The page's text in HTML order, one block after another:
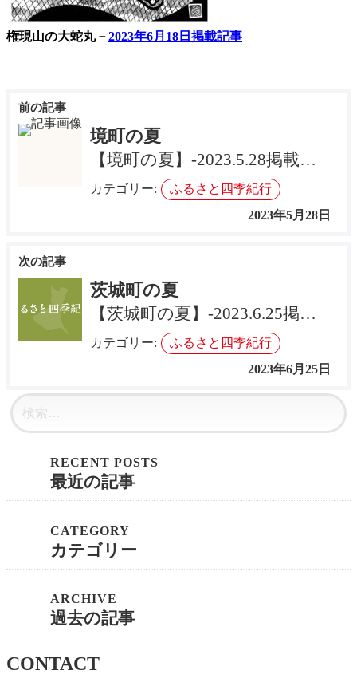
権現山の大蛇丸－2023年6月18日掲載記事
投
稿
シ
ョ
ン
境町の夏
【境町の夏】-2023.5.28掲載記事
カテゴリー:
ふるさと四季紀行
2023年5月28日
茨城町の夏
【茨城町の夏】-2023.6.25掲載記事
カテゴリー:
ふるさと四季紀行
2023年6月25日
最近の記事
カテゴリー
過去の記事
CONTACT